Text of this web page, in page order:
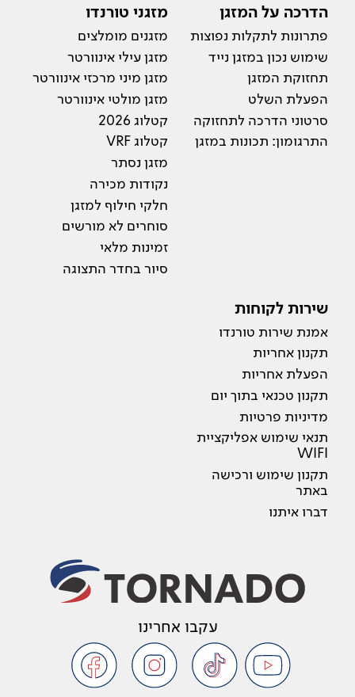
הדרכה על המזגן
פתרונות לתקלות נפוצות
שימוש נכון במזגן נייד
תחזוקת המזגן
הפעלת השלט
סרטוני הדרכה לתחזוקה
התרגומון: תכונות במזגן
מזגני טורנדו
מזגנים מומלצים
מזגן עילי אינוורטר
מזגן מיני מרכזי אינוורטר
מזגן מולטי אינוורטר
קטלוג 2026
קטלוג VRF
מזגן נסתר
נקודות מכירה
חלקי חילוף למזגן
סוחרים לא מורשים
זמינות מלאי
סיור בחדר התצוגה
שירות לקוחות
אמנת שירות טורנדו
תקנון אחריות
הפעלת אחריות
תקנון טכנאי בתוך יום
מדיניות פרטיות
תנאי שימוש אפליקציית
WIFI
תקנון שימוש ורכישה
באתר
דברו איתנו
עקבו אחרינו